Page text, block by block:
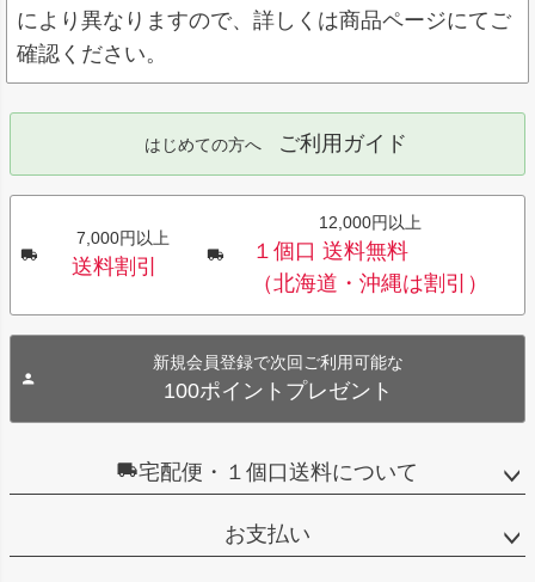
により異なりますので、詳しくは商品ページにてご
確認ください。
はじめての方へ ご利用ガイド
7,000円以上
送料割引
12,000円以上
１個口 送料無料
（北海道・沖縄は割引）
新規会員登録で次回ご利用可能な
100ポイントプレゼント
宅配便・１個口送料について
お支払い